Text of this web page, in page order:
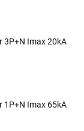
3P+N Imax 20kA
1P+N Imax 65kA